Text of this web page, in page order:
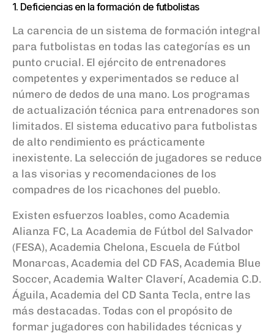
1. Deficiencias en la formación de futbolistas
La carencia de un sistema de formación integral
para futbolistas en todas las categorías es un
punto crucial. El ejército de entrenadores
competentes y experimentados se reduce al
número de dedos de una mano. Los programas
de actualización técnica para entrenadores son
limitados. El sistema educativo para futbolistas
de alto rendimiento es prácticamente
inexistente. La selección de jugadores se reduce
a las visorias y recomendaciones de los
compadres de los ricachones del pueblo.
Existen esfuerzos loables, como Academia
Alianza FC, La Academia de Fútbol del Salvador
(FESA), Academia Chelona, Escuela de Fútbol
Monarcas, Academia del CD FAS, Academia Blue
Soccer, Academia Walter Claverí, Academia C.D.
Águila, Academia del CD Santa Tecla, entre las
más destacadas. Todas con el propósito de
formar jugadores con habilidades técnicas y